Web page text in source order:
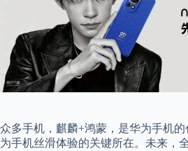
众多手机，麒麟+鸿蒙，是华为手机
为手机丝滑体验的关键所在。未来，